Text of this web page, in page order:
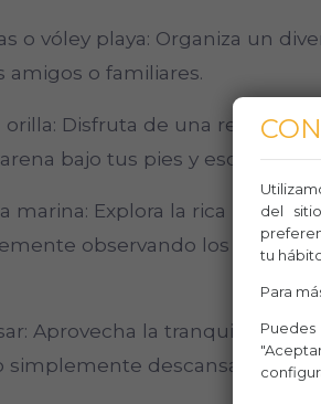
o vóley playa: Organiza un
amigos o familiares.
Disfruta de una relajante
bajo tus pies y
marina: Explora la rica
observando los peces y
Aprovecha la tranquilidad de
simplemente descansar y
del
tu
Para